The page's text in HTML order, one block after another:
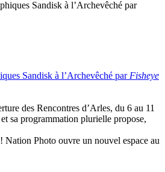
Sandisk à l’Archevêché par Fisheye
des Rencontres d’Arles, du 6 au 11
sa programmation plurielle propose,